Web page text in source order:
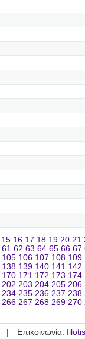
15 16 17 18 19 20 21
61 62 63 64 65 66 67
105 106 107 108 109
138 139 140 141 142
170 171 172 173 174
202 203 204 205 206
234 235 236 237 238
266 267 268 269 270
Επικοινωνία: